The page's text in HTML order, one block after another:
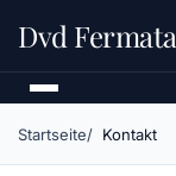
Dvd Fermata
Startseite Kontakt